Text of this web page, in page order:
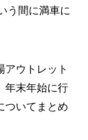
う間に満車に
アウトレット
年末年始に行
ついてまとめ